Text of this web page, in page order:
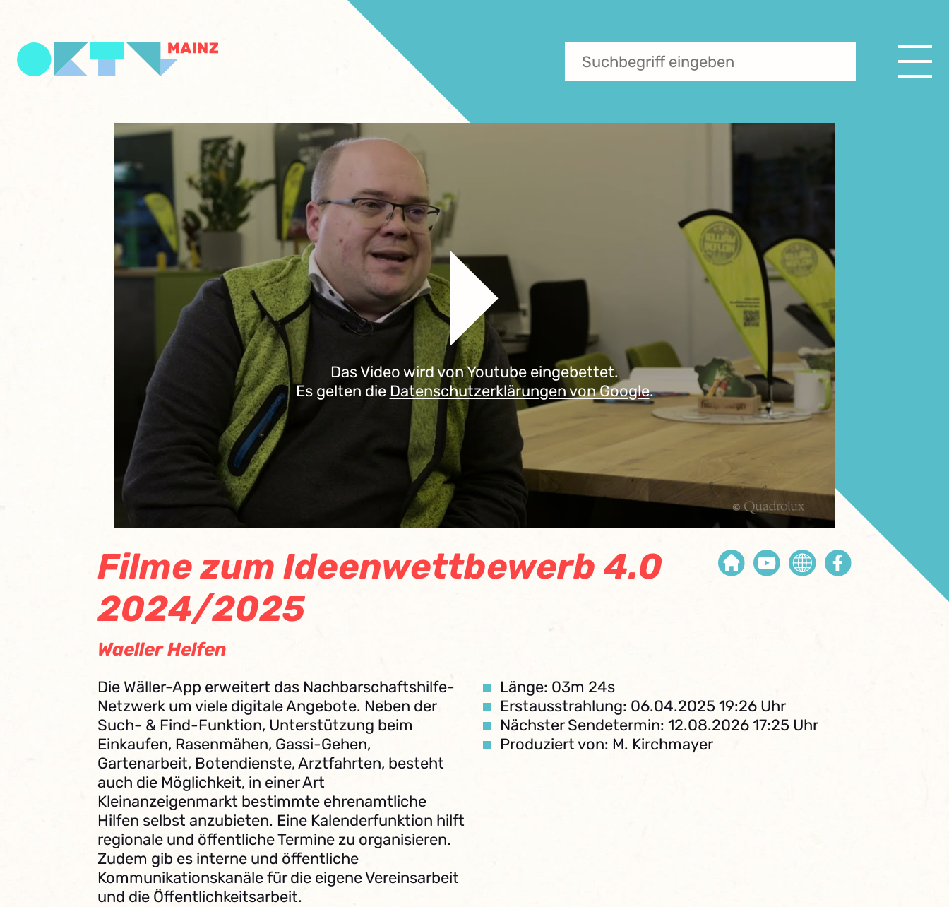
Das Video wird von Youtube eingebettet.
Es gelten die Datenschutzerklärungen von Google.
Filme zum Ideenwettbewerb 4.0
2024/2025
Waeller Helfen
Die Wäller-App erweitert das Nachbarschaftshilfe-
Netzwerk um viele digitale Angebote. Neben der
Such- & Find-Funktion, Unterstützung beim
Einkaufen, Rasenmähen, Gassi-Gehen,
Gartenarbeit, Botendienste, Arztfahrten, besteht
auch die Möglichkeit, in einer Art
Kleinanzeigenmarkt bestimmte ehrenamtliche
Hilfen selbst anzubieten. Eine Kalenderfunktion hilft
regionale und öffentliche Termine zu organisieren.
Zudem gib es interne und öffentliche
Kommunikationskanäle für die eigene Vereinsarbeit
und die Öffentlichkeitsarbeit.
Länge: 03m 24s
Erstausstrahlung: 06.04.2025 19:26 Uhr
Nächster Sendetermin: 12.08.2026 17:25 Uhr
Produziert von: M. Kirchmayer